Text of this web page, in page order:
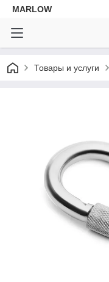
MARLOW
Товары и услуги